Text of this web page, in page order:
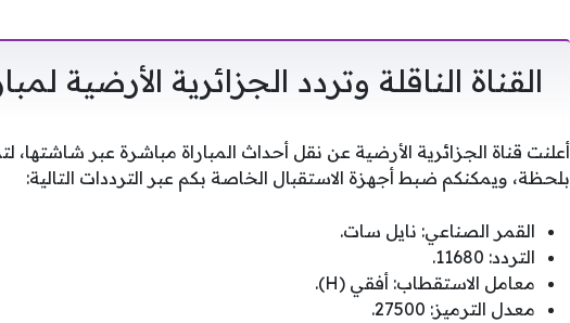
القناة الناقلة وتردد الجزائرية الأرضية
أعلنت قناة الجزائرية الأرضية عن نقل أحداث المباراة مباشرة عبر شاشتها،
بلحظة، ويمكنكم ضبط أجهزة الاستقبال الخاصة بكم عبر الترددات التالية:
القمر الصناعي: نايل سات.
التردد: 11680.
معامل الاستقطاب: أفقي (H).
معدل الترميز: 27500.